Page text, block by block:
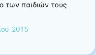
των παιδιών τους
2015